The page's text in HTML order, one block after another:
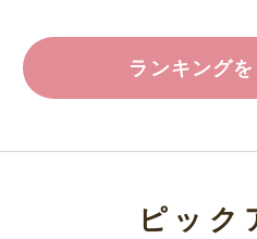
ランキング
ピック